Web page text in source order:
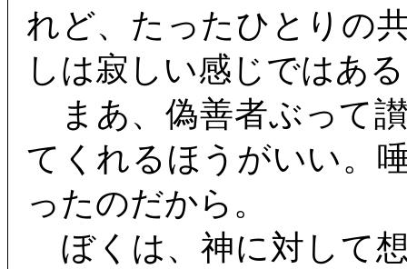
れど、たったひとりの
しは寂しい感じではあ
まあ、偽善者ぶって
てくれるほうがいい。
ったのだから。
ぼくは、神に対して